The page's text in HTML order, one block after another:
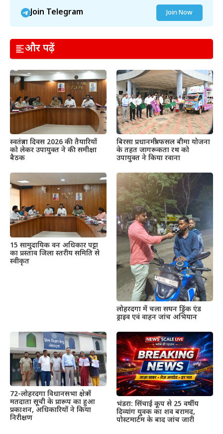
Join Telegram Join Now
और पढ़ें
स्वतंत्रता दिवस 2026 की तैयारियों
को लेकर उपायुक्त ने की समीक्षा
बैठक
बिरसा प्रधानमंत्री फसल बीमा योजना
के तहत जागरूकता रथ को
उपायुक्त ने किया रवाना
15 सामुदायिक वन अधिकार पट्टा
का प्रस्ताव जिला स्तरीय समिति से
स्वीकृत
लोहरदगा में चला सघन ड्रिंक एंड
ड्राइव एवं वाहन जांच अभियान
72-लोहरदगा विधानसभा क्षेत्र में
मतदाता सूची के प्रारूप का हुआ
प्रकाशन, अधिकारियों ने किया
निरीक्षण
भंडरा: सिंचाई कूप से 25 वर्षीय
दिव्यांग युवक का शव बरामद,
पोस्टमार्टम के बाद जांच जारी